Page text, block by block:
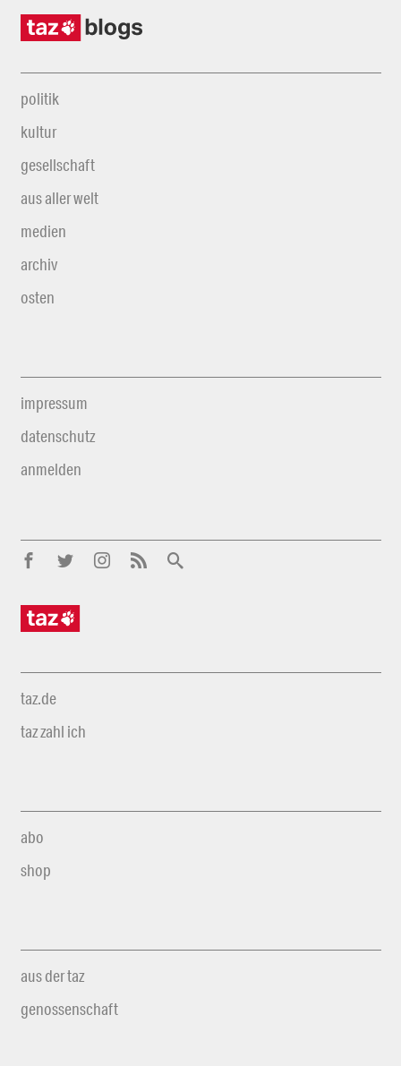
politik
kultur
gesellschaft
aus aller welt
medien
archiv
osten
impressum
datenschutz
anmelden
taz.de
taz zahl ich
abo
shop
aus der taz
genossenschaft